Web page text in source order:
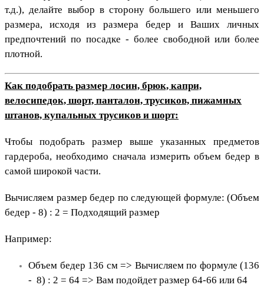
т.д.), делайте выбор в сторону большего или меньшего
размера, исходя из размера бедер и Ваших личных
предпочтений по посадке - более свободной или более
плотной.
Как подобрать размер лосин, брюк, капри,
велосипедок, шорт, панталон, трусиков, пижамных
штанов, купальных трусиков и шорт:
Чтобы подобрать размер выше указанных предметов
гардероба, необходимо сначала измерить объем бедер в
самой широкой части.
Вычисляем размер бедер по следующей формуле: (Объем
бедер - 8) : 2 = Подходящий размер
Например:
Объем бедер 136 см => Вычисляем по формуле (136
- 8) : 2 = 64 => Вам подойдет размер 64-66 или 64